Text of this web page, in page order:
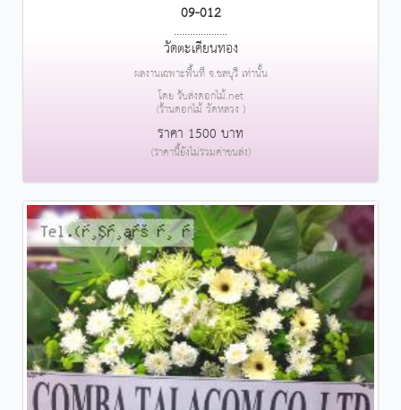
09-012
....................
วัดตะเคียนทอง
ผลงานเฉพาะพื้นที่ จ.ชลบุรี เท่านั้น
โดย รับส่งดอกไม้.net
(ร้านดอกไม้ วัดหลวง )
ราคา 1500 บาท
(ราคานี้ยังไม่รวมค่าขนส่ง)